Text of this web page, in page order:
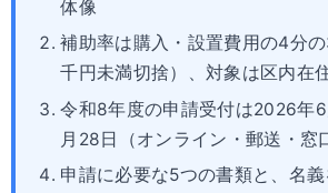
体像
補助率は購入・設置費用の4分
千円未満切捨）、対象は区内在
令和8年度の申請受付は2026年
月28日（オンライン・郵送・窓
申請に必要な5つの書類と、名